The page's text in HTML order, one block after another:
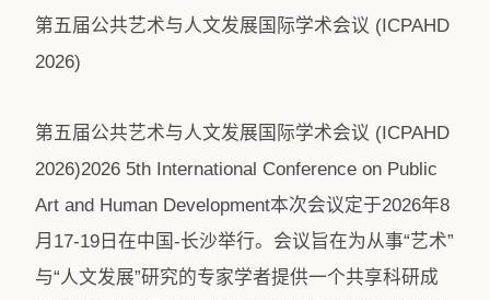
第五届公共艺术与人文发展国际学术会议 (ICPAHD
2026)2026 5th International Conference on Public
Art and Human Development本次会议定于2026年8
月17-19日在中国-长沙举行。会议旨在为从事“艺术”
与“人文发展”研究的专家学者提供一个共享科研成